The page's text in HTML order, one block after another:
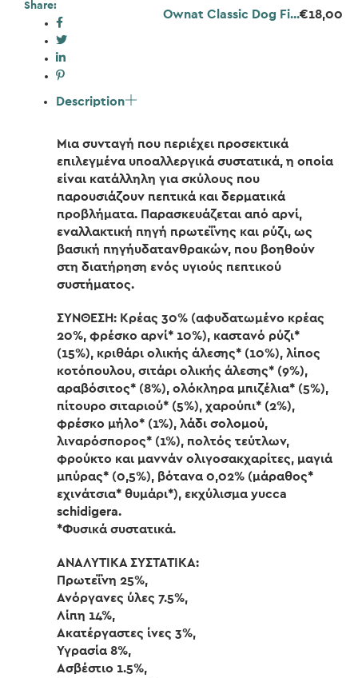
Ownat Classic Dog Fi...€18,00
Share:
Description
Μια συνταγή που περιέχει προσεκτικά
επιλεγμένα υποαλλεργικά συστατικά, η οποία
είναι κατάλληλη για σκύλους που
παρουσιάζουν πεπτικά και δερματικά
προβλήματα. Παρασκευάζεται από αρνί,
εναλλακτική πηγή πρωτεΐνης και ρύζι, ως
βασική πηγήυδατανθρακών, που βοηθούν
στη διατήρηση ενός υγιούς πεπτικού
συστήματος.
ΣΥΝΘΕΣΗ: Κρέας 30% (αφυδατωμένο κρέας
20%, φρέσκο αρνί* 10%), καστανό ρύζι*
(15%), κριθάρι ολικής άλεσης* (10%), λίπος
κοτόπουλου, σιτάρι ολικής άλεσης* (9%),
αραβόσιτος* (8%), ολόκληρα μπιζέλια* (5%),
πίτουρο σιταριού* (5%), χαρούπι* (2%),
φρέσκο μήλο* (1%), λάδι σολομού,
λιναρόσπορος* (1%), πολτός τεύτλων,
φρούκτο και μαννάν ολιγοσακχαρίτες, μαγιά
μπύρας* (0,5%), βότανα 0,02% (μάραθος*
εχινάτσια* θυμάρι*), εκχύλισμα yucca
schidigera.
*Φυσικά συστατικά.
ΑΝΑΛΥΤΙΚΑ ΣΥΣΤΑΤΙΚΑ:
Πρωτεΐνη 25%,
Ανόργανες ύλες 7.5%,
Λίπη 14%,
Ακατέργαστες ίνες 3%,
Υγρασία 8%,
Ασβέστιο 1.5%,